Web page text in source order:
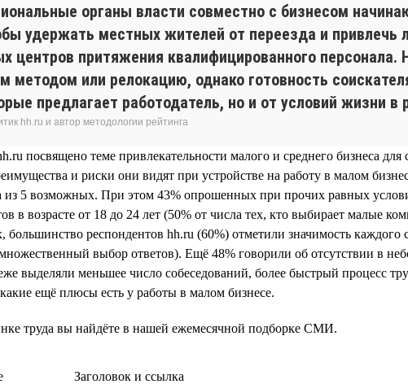
органы власти совместно с бизнесом
удержать местных жителей от переезда и привлечь
центров притяжения квалифицированного
методом или релокацию, однако готовность
предлагает работодатель, но и от условий жизни в
hh.ru и автор методологии рейтинга
посвящено теме привлекательности малого и среднего бизнеса
и риски они видят при устройстве на работу в малом
из 5 возможных. При этом 43% опрошенных при прочих равных
в возрасте от 18 до 24 лет (50% от числа тех, кто выбирает малые
респондентов hh.ru (60%) отметили значимость
выбор ответов). Ещё 48% говорили об отсутствии в
выделяли меньшее число собеседований, более быстрый процесс
ещё плюсы есть у работы в малом бизнесе.
труда вы найдёте в нашей ежемесячной подборке СМИ.
Заголовок и ссылка